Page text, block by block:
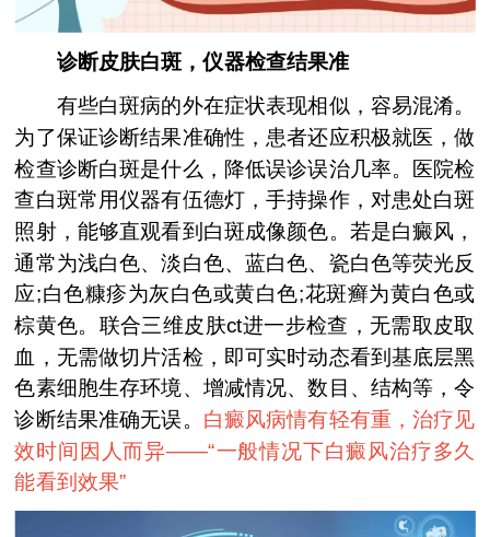
诊断皮肤白斑，仪器检查结果准
有些白斑病的外在症状表现相似，容易混淆。
为了保证诊断结果准确性，患者还应积极就医，做
检查诊断白斑是什么，降低误诊误治几率。医院检
查白斑常用仪器有伍德灯，手持操作，对患处白斑
照射，能够直观看到白斑成像颜色。若是白癜风，
通常为浅白色、淡白色、蓝白色、瓷白色等荧光反
应;白色糠疹为灰白色或黄白色;花斑癣为黄白色或
棕黄色。联合三维皮肤ct进一步检查，无需取皮取
血，无需做切片活检，即可实时动态看到基底层黑
色素细胞生存环境、增减情况、数目、结构等，令
诊断结果准确无误。 白癜风病情有轻有重，治疗见
效时间因人而异——“一般情况下白癜风治疗多久
能看到效果”